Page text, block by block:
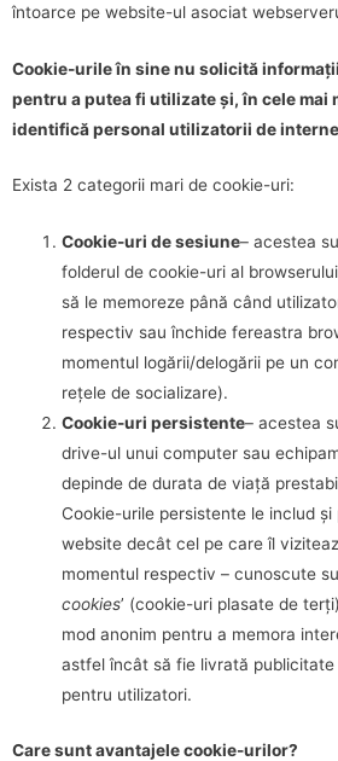
întoarce pe website-ul asociat
Cookie-urile în sine nu solicită
pentru a putea fi utilizate și, în cele mai
identifică personal utilizatorii de
Exista 2 categorii mari de cookie-uri:
Cookie-uri de sesiune– acestea
folderul de cookie-uri al
să le memoreze până când
respectiv sau închide fereastra
momentul logării/delogării pe un
rețele de socializare).
Cookie-uri persistente– acestea
drive-ul unui computer sau
depinde de durata de viață
Cookie-urile persistente le includ
website decât cel pe care îl
momentul respectiv – cunoscute
cookies’ (cookie-uri plasate de
mod anonim pentru a memora
astfel încât să fie livrată
pentru utilizatori.
Care sunt avantajele cookie-urilor?